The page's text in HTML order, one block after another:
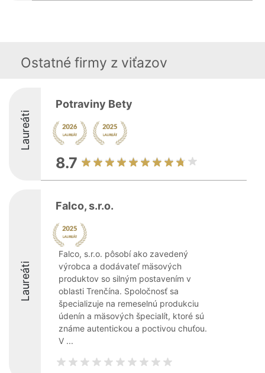
Ostatné firmy z viťazov
Laureáti
Potraviny Bety
8.7
Laureáti
Falco, s.r.o.
Falco, s.r.o. pôsobí ako zavedený
výrobca a dodávateľ mäsových
produktov so silným postavením v
oblasti Trenčína. Spoločnosť sa
špecializuje na remeselnú produkciu
údenín a mäsových špecialít, ktoré sú
známe autentickou a poctivou chuťou.
V ...